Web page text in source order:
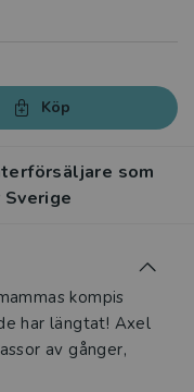
Köp
som
kompis
har längtat! Axel
av gånger,